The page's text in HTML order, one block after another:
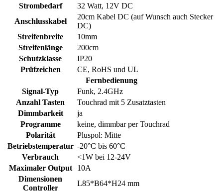
Strombedarf
32 Watt, 12V DC
Anschlusskabel
20cm Kabel DC (auf Wunsch auch Stecker
DC)
Streifenbreite
10mm
Streifenlänge
200cm
Schutzklasse
IP20
Prüfzeichen
CE, RoHS und UL
Fernbedienung
Signal-Typ
Funk, 2.4GHz
Anzahl Tasten
Touchrad mit 5 Zusatztasten
Dimmbarkeit
ja
Programme
keine, dimmbar per Touchrad
Polarität
Pluspol: Mitte
Betriebstemperatur -20°C bis 60°C
Verbrauch
<1W bei 12-24V
Maximaler Output
10A
Dimensionen
Controller
L85*B64*H24 mm